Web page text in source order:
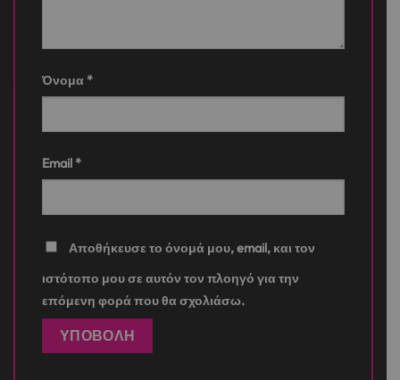
Όνομα *
Email *
Αποθήκευσε το όνομά μου, email, και τον
ιστότοπο μου σε αυτόν τον πλοηγό για την
επόμενη φορά που θα σχολιάσω.